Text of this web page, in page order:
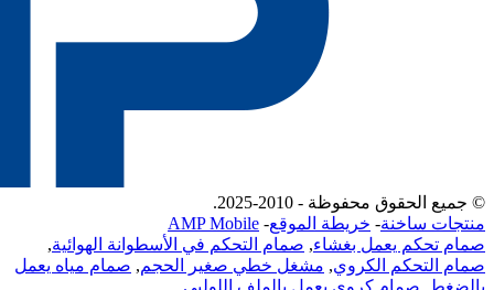
© جميع الحقوق محفوظة - 2010-2025.
منتجات ساخنة- خريطة الموقع-
AMP Mobile
صمام تحكم يعمل بغشاء, صمام التحكم في الأسطوانة الهوائية,
صمام التحكم الكروي, مشغل خطي صغير الحجم, صمام مياه يعمل
بالضغط
صمام كروي يعمل بالملف اللولبي